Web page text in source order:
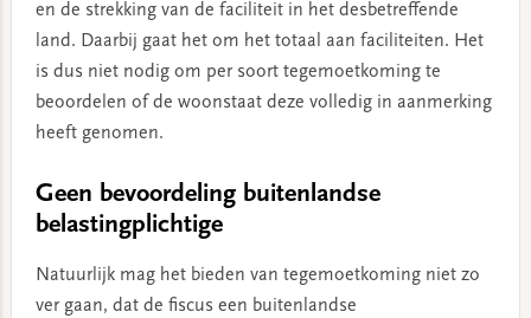
en de strekking van de faciliteit in het desbetreffende
land. Daarbij gaat het om het totaal aan faciliteiten. Het
is dus niet nodig om per soort tegemoetkoming te
beoordelen of de woonstaat deze volledig in aanmerking
heeft genomen.
Geen bevoordeling buitenlandse
belastingplichtige
Natuurlijk mag het bieden van tegemoetkoming niet zo
ver gaan, dat de fiscus een buitenlandse